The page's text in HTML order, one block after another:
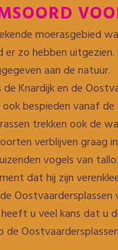
moerasgebied
zo hebben
aan de natuur.
Knardijk en de
bespieden vanaf
trekken ook de
verblijven graag
vogels van
dat hij zijn
Oostvaardersplassen
u veel kans dat u